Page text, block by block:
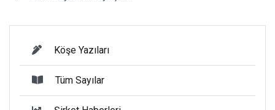
Köşe Yazıları
Tüm Sayılar